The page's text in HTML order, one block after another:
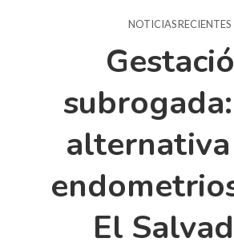
NOTICIAS RECIENTES
El